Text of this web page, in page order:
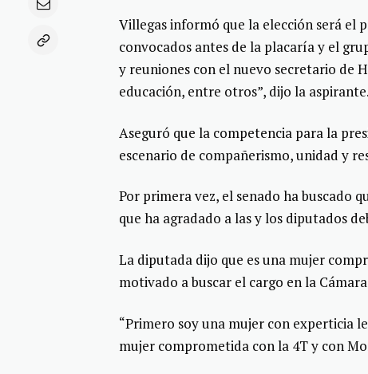
Villegas informó que la elección será el
convocados antes de la placaría y el
y reuniones con el nuevo secretario de
educación, entre otros”, dijo la aspirante.
Aseguró que la competencia para la
escenario de compañerismo, unidad y
Por primera vez, el senado ha buscado
que ha agradado a las y los diputados
La diputada dijo que es una mujer
motivado a buscar el cargo en la
“Primero soy una mujer con experticia
mujer comprometida con la 4T y con